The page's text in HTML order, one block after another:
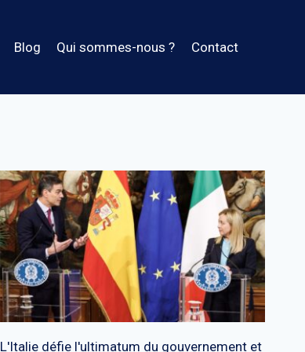
Blog Qui sommes-nous ? Contact
L'Italie défie l'ultimatum du gouvernement et